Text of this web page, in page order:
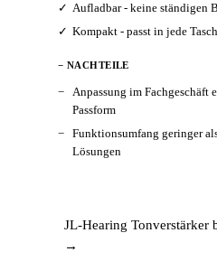
Aufladbar - keine ständigen
Kompakt - passt in jede
− NACHTEILE
Anpassung im Fachgeschäft
Passform
Funktionsumfang geringer
Lösungen
JL-Hearing Tonverstärker
→